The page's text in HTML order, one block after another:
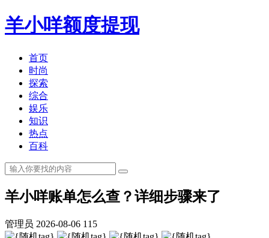
羊小咩额度提现
首页
时尚
探索
综合
娱乐
知识
热点
百科
羊小咩账单怎么查？详细步骤来了
管理员 2026-08-06 115